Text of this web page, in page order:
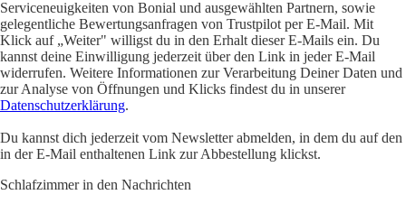
Serviceneuigkeiten von Bonial und ausgewählten Partnern, sowie
gelegentliche Bewertungsanfragen von Trustpilot per E-Mail. Mit
Klick auf „Weiter" willigst du in den Erhalt dieser E-Mails ein. Du
kannst deine Einwilligung jederzeit über den Link in jeder E-Mail
widerrufen. Weitere Informationen zur Verarbeitung Deiner Daten und
zur Analyse von Öffnungen und Klicks findest du in unserer
Datenschutzerklärung.
Du kannst dich jederzeit vom Newsletter abmelden, in dem du auf den
in der E-Mail enthaltenen Link zur Abbestellung klickst.
Schlafzimmer in den Nachrichten